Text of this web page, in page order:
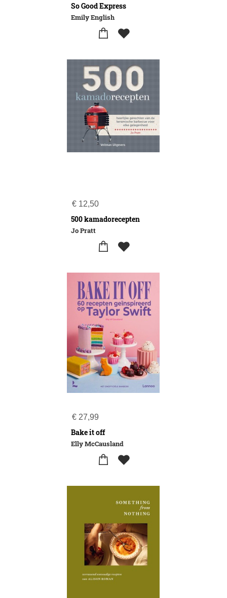
So Good Express
Emily English
€ 12,50
500 kamadorecepten
Jo Pratt
€ 27,99
Bake it off
Elly McCausland